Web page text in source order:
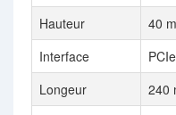
Hauteur 40
Interface
Longeur
240